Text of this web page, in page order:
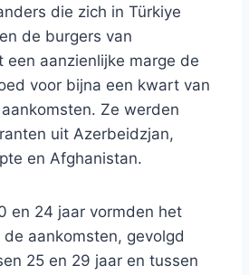
die zich in Türkiye
de burgers van
een aanzienlijke marge de
voor bijna een kwart van
Ze werden
uit Azerbeidzjan,
en Afghanistan.
en 24 jaar vormden het
aankomsten, gevolgd
25 en 29 jaar en tussen